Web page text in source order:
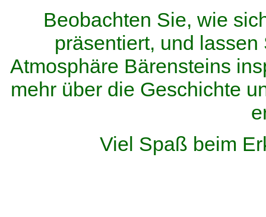
Beobachten Sie, wie
präsentiert, und
Atmosphäre Bärensteins
mehr über die Geschichte
Viel Spaß beim